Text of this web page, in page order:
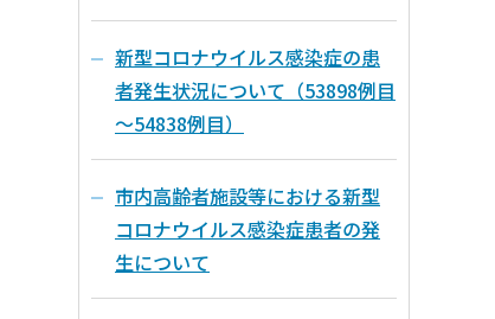
新型コロナウイルス感染症の患
者発生状況について（53898例目
～54838例目）
市内高齢者施設等における新型
コロナウイルス感染症患者の発
生について